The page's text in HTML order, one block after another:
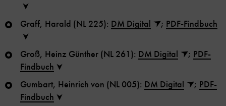
Graff, Harald (NL 225): DM Digital ; PDF-Findbuch
Groß, Heinz Günther (NL 261): DM Digital ; PDF-
Findbuch
Gumbart, Heinrich von (NL 005): DM Digital ; PDF-
Findbuch